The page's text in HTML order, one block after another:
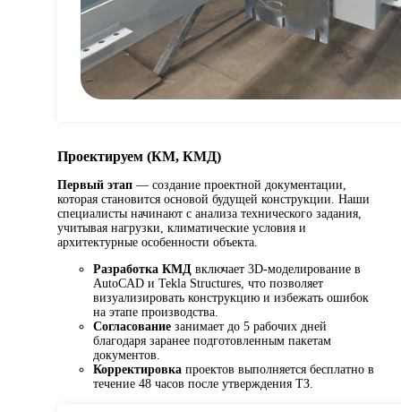
Проектируем (КМ, КМД)
Первый этап — создание проектной документации,
которая становится основой будущей конструкции. Наши
специалисты начинают с анализа технического задания,
учитывая нагрузки, климатические условия и
архитектурные особенности объекта.
Разработка КМД включает 3D-моделирование в
AutoCAD и Tekla Structures, что позволяет
визуализировать конструкцию и избежать ошибок
на этапе производства.
Согласование занимает до 5 рабочих дней
благодаря заранее подготовленным пакетам
документов.
Корректировка проектов выполняется бесплатно в
течение 48 часов после утверждения ТЗ.